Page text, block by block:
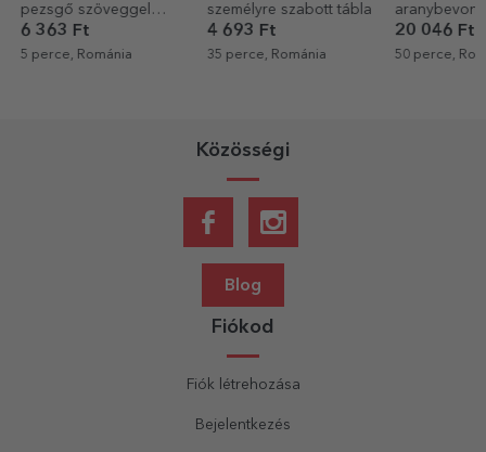
személyre szabott tábla
4 693 Ft
35 perce, Románia
aranybevonatú rózsa
20 046 Ft
50 perce, Románia
festmény
Az Arany
8 909 Ft
50 perce,
Közösségi
Blog
Fiókod
Fiók létrehozása
Bejelentkezés